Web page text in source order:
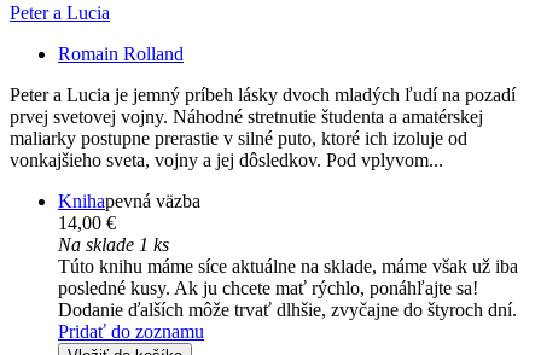
Peter a Lucia
Romain Rolland
Peter a Lucia je jemný príbeh lásky dvoch mladých ľudí na pozadí
prvej svetovej vojny. Náhodné stretnutie študenta a amatérskej
maliarky postupne prerastie v silné puto, ktoré ich izoluje od
vonkajšieho sveta, vojny a jej dôsledkov. Pod vplyvom...
Knihapevná väzba
14,00 €
Na sklade 1 ks
Túto knihu máme síce aktuálne na sklade, máme však už iba
posledné kusy. Ak ju chcete mať rýchlo, ponáhľajte sa!
Dodanie ďalších môže trvať dlhšie, zvyčajne do štyroch dní.
Pridať do zoznamu